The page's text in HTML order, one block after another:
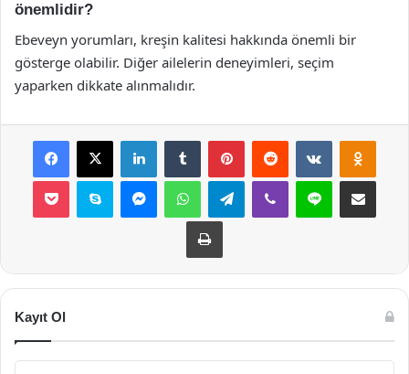
önemlidir?
Ebeveyn yorumları, kreşin kalitesi hakkında önemli bir
gösterge olabilir. Diğer ailelerin deneyimleri, seçim
yaparken dikkate alınmalıdır.
Facebook
X LinkedInTumblr PinterestReddit VKontakte
Pocket Skype MessengerWhatsAppTelegramViber Line E-Posta ile
Yazdır
Kayıt Ol